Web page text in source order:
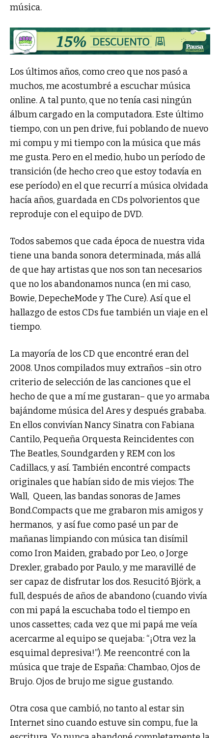
música.
Los últimos años, como creo que nos pasó a
muchos, me acostumbré a escuchar música
online. A tal punto, que no tenía casi ningún
álbum cargado en la computadora. Este último
tiempo, con un pen drive, fui poblando de nuevo
mi compu y mi tiempo con la música que más
me gusta. Pero en el medio, hubo un período de
transición (de hecho creo que estoy todavía en
ese período) en el que recurrí a música olvidada
hacía años, guardada en CDs polvorientos que
reproduje con el equipo de DVD.
Todos sabemos que cada época de nuestra vida
tiene una banda sonora determinada, más allá
de que hay artistas que nos son tan necesarios
que no los abandonamos nunca (en mi caso,
Bowie, DepecheMode y The Cure). Así que el
hallazgo de estos CDs fue también un viaje en el
tiempo.
La mayoría de los CD que encontré eran del
2008. Unos compilados muy extraños –sin otro
criterio de selección de las canciones que el
hecho de que a mí me gustaran– que yo armaba
bajándome música del Ares y después grababa.
En ellos convivían Nancy Sinatra con Fabiana
Cantilo, Pequeña Orquesta Reincidentes con
The Beatles, Soundgarden y REM con los
Cadillacs, y así. También encontré compacts
originales que habían sido de mis viejos: The
Wall, Queen, las bandas sonoras de James
Bond.Compacts que me grabaron mis amigos y
hermanos, y así fue como pasé un par de
mañanas limpiando con música tan disímil
como Iron Maiden, grabado por Leo, o Jorge
Drexler, grabado por Paulo, y me maravillé de
ser capaz de disfrutar los dos. Resucitó Björk, a
full, después de años de abandono (cuando vivía
con mi papá la escuchaba todo el tiempo en
unos cassettes; cada vez que mi papá me veía
acercarme al equipo se quejaba: “¡Otra vez la
esquimal depresiva!”). Me reencontré con la
música que traje de España: Chambao, Ojos de
Brujo. Ojos de brujo me sigue gustando.
Otra cosa que cambió, no tanto al estar sin
Internet sino cuando estuve sin compu, fue la